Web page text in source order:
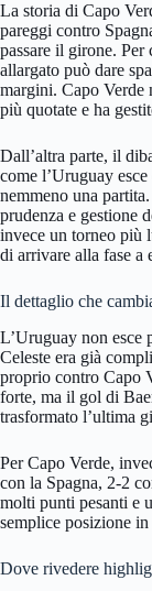
La storia di Capo
pareggi contro
passare il girone.
allargato può dare
margini. Capo Verde
più quotate e ha
Dall’altra parte, il
come l’Uruguay
nemmeno una
prudenza e gestione
invece un torneo più
di arrivare alla fase a
Il dettaglio che
L’Uruguay non esce
Celeste era già
proprio contro Capo
forte, ma il gol di
trasformato l’ultima
Per Capo Verde,
con la Spagna, 2-2
molti punti pesanti e
semplice posizione
Dove rivedere